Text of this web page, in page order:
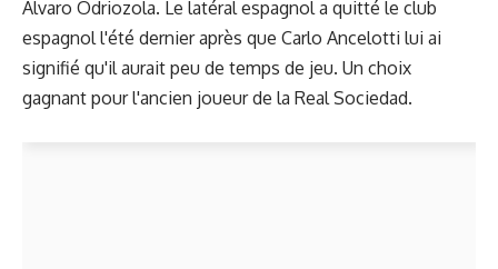
Alvaro Odriozola. Le latéral espagnol a quitté le club
espagnol l'été dernier après que Carlo Ancelotti lui ai
signifié qu'il aurait peu de temps de jeu. Un choix
gagnant pour l'ancien joueur de la Real Sociedad.